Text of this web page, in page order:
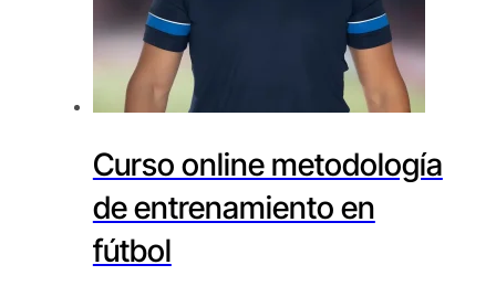
Curso online metodología
de entrenamiento en
fútbol